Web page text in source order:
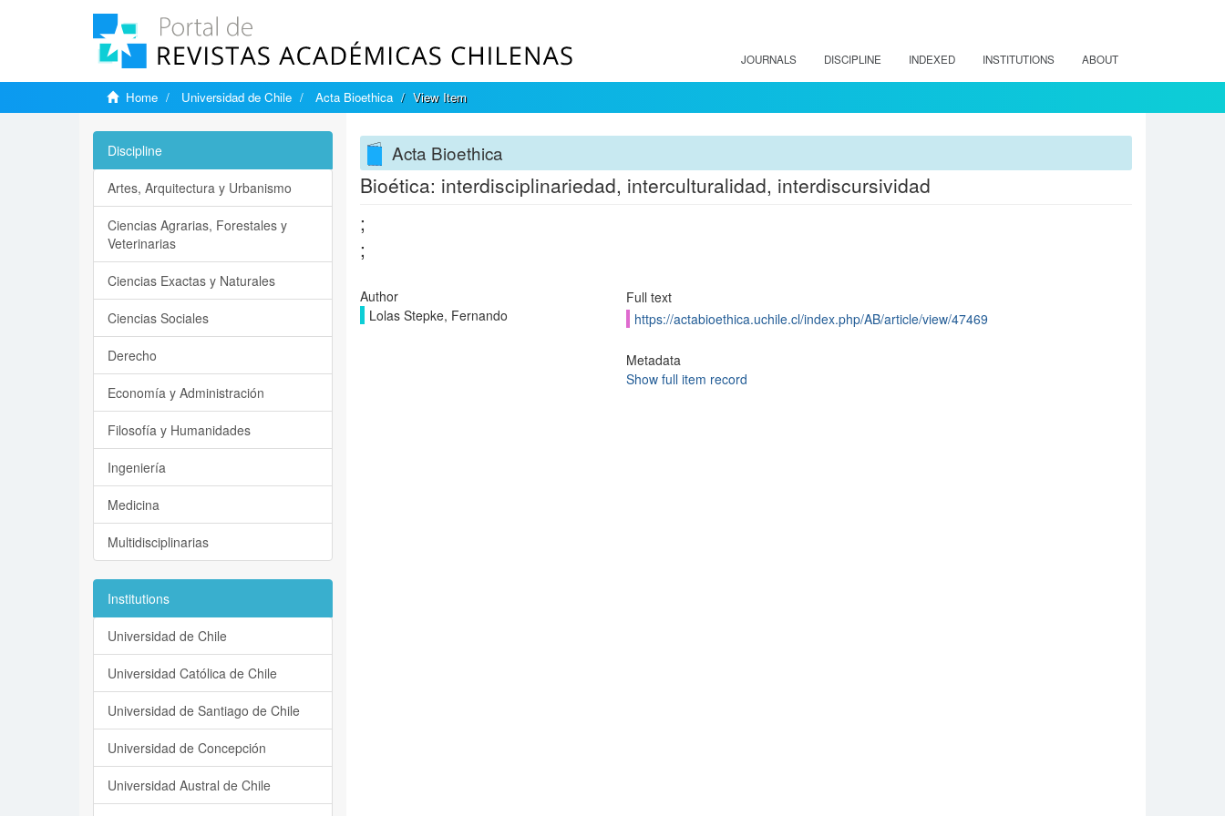
JOURNALS DISCIPLINE INDEXED INSTITUTIONS ABOUT
Home Universidad de Chile Acta Bioethica View Item
Acta Bioethica
Bioética: interdisciplinariedad, interculturalidad, interdiscursividad
;
;
Author
Lolas Stepke, Fernando
Full text
https://actabioethica.uchile.cl/index.php/AB/article/view/47469
Metadata
Show full item record
Discipline
Artes, Arquitectura y Urbanismo
Ciencias Agrarias, Forestales y
Veterinarias
Ciencias Exactas y Naturales
Ciencias Sociales
Derecho
Economía y Administración
Filosofía y Humanidades
Ingeniería
Medicina
Multidisciplinarias
Institutions
Universidad de Chile
Universidad Católica de Chile
Universidad de Santiago de Chile
Universidad de Concepción
Universidad Austral de Chile